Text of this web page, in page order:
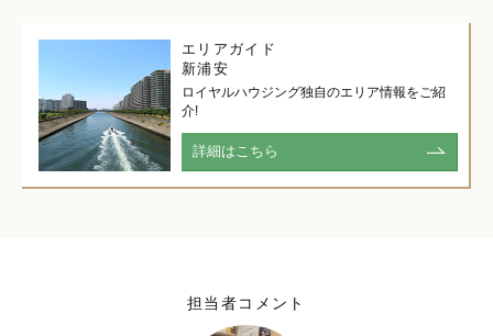
エリアガイド
新浦安
ロイヤルハウジング独自のエリア情報をご紹
介!
詳細はこちら
担当者コメント